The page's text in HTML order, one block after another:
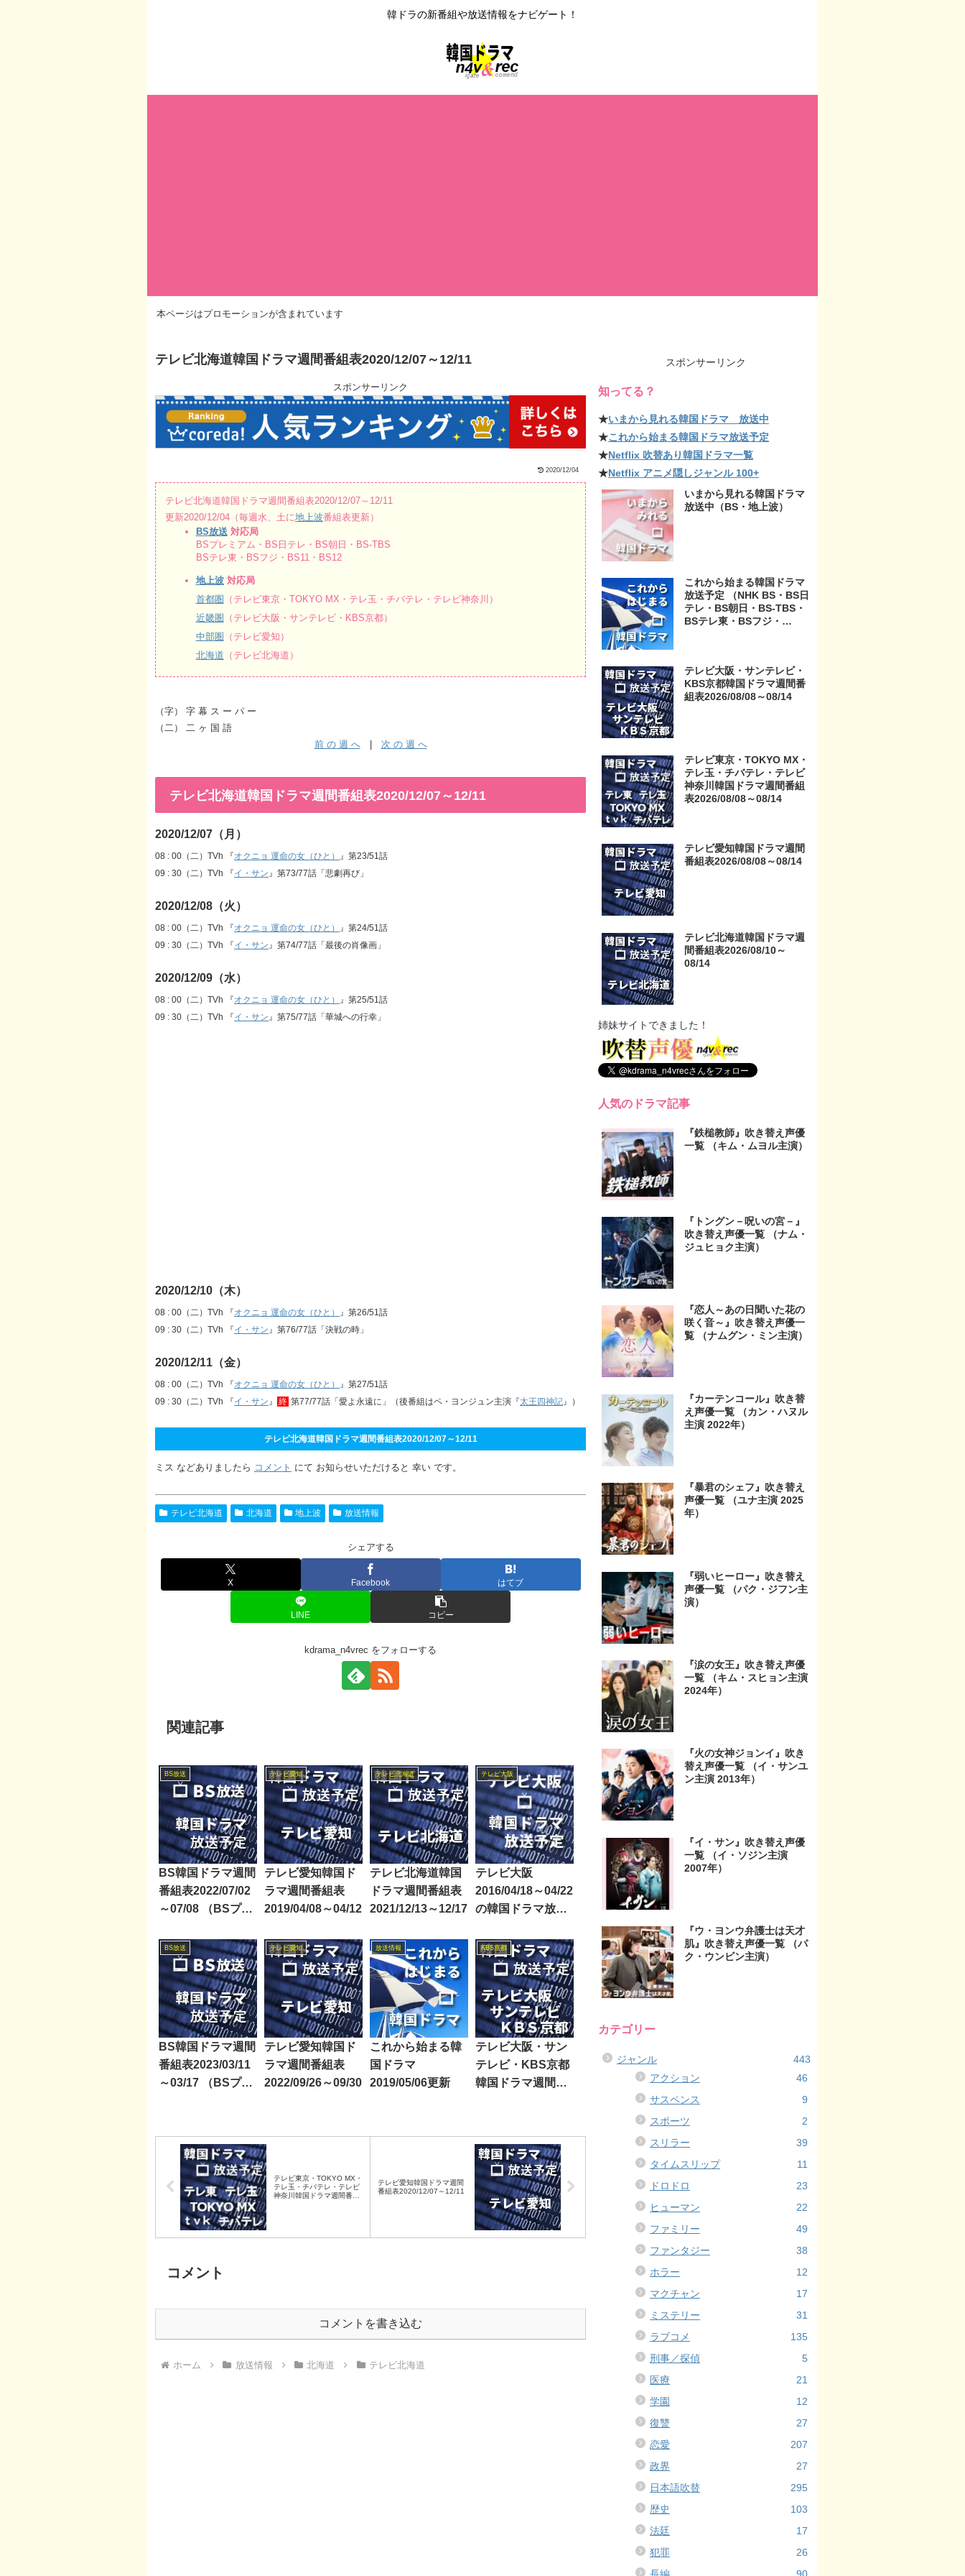
韓ドラの新番組や放送情報をナビゲート！
本ページはプロモーションが含まれています
テレビ北海道韓国ドラマ週間番組表2020/12/07～12/11
スポンサーリンク
2020/12/04
テレビ北海道韓国ドラマ週間番組表2020/12/07～12/11
更新2020/12/04（毎週水、土に地上波番組表更新）
BS放送対応局
BSプレミアム・BS日テレ・BS朝日・BS-TBS
BSテレ東・BSフジ・BS11・BS12
地上波対応局
首都圏
（テレビ東京・TOKYO MX・テレ玉・チバテレ・テレビ神奈川）
近畿圏
（テレビ大阪・サンテレビ・KBS京都）
中部圏
（テレビ愛知）
北海道 （テレビ北海道）
（字） 字 幕 ス ー パ ー
（二） 二 ヶ 国 語
前 の 週 へ| 次 の 週 へ
テレビ北海道韓国ドラマ週間番組表2020/12/07～12/11
2020/12/07（月）
08 : 00（二）TVh 『オクニョ 運命の女（ひと） 』第23/51話
09 : 30（二）TVh 『イ・サン』第73/77話「悲劇再び」
2020/12/08（火）
08 : 00（二）TVh 『オクニョ 運命の女（ひと） 』第24/51話
09 : 30（二）TVh 『イ・サン』第74/77話「最後の肖像画」
2020/12/09（水）
08 : 00（二）TVh 『オクニョ 運命の女（ひと） 』第25/51話
09 : 30（二）TVh 『イ・サン』第75/77話「華城への行幸」
2020/12/10（木）
08 : 00（二）TVh 『オクニョ 運命の女（ひと） 』第26/51話
09 : 30（二）TVh 『イ・サン』第76/77話「決戦の時」
2020/12/11（金）
08 : 00（二）TVh 『オクニョ 運命の女（ひと） 』第27/51話
09 : 30（二）TVh 『イ・サン』 終 第77/77話「愛よ永遠に」（後番組はペ・ヨンジュン主演『太王四神記』）
テレビ北海道韓国ドラマ週間番組表2020/12/07～12/11
ミス などありましたら コメント にて お知らせいただけると 幸い です。
テレビ北海道 北海道 地上波 放送情報
シェアする
X Facebook はてブ
LINE コピー
kdrama_n4vrec をフォローする
関連記事
BS放送
BS韓国ドラマ週間
番組表2022/07/02
～07/08 （BSプレ
レ・BS朝日・BS-
TBS・BSテレ東・
BSフジ）
テレビ愛知
テレビ愛知韓国ド
ラマ週間番組表
2019/04/08～04/12
テレビ北海道
テレビ北海道韓国
ドラマ週間番組表
2021/12/13～12/17
テレビ大阪
テレビ大阪
2016/04/18～04/22
の韓国ドラマ放送
BS放送
BS韓国ドラマ週間
番組表2023/03/11
～03/17 （BSプレ
TBS・BSテレ東・
BSフジ）
テレビ愛知
テレビ愛知韓国ド
ラマ週間番組表
2022/09/26～09/30
放送情報
これから始まる韓
国ドラマ
2019/05/06更新
KBS京都
テレビ大阪・サン
テレビ・KBS京都
韓国ドラマ週間番
テレビ東京・TOKYO MX・
テレ玉・チバテレ・テレビ
神奈川韓国ドラマ週間番組
テレビ愛知韓国ドラマ週間
番組表2020/12/07～12/11
コメント
コメントを書き込む
ホーム 放送情報 北海道 テレビ北海道
スポンサーリンク
知ってる？
★いまから見れる韓国ドラマ 放送中
★これから始まる韓国ドラマ放送予定
★Netflix 吹替あり韓国ドラマ一覧
★Netflix アニメ隠しジャンル 100+
いまから見れる韓国ドラマ
放送中（BS・地上波）
これから始まる韓国ドラマ
放送予定 （NHK BS・BS日
テレ・BS朝日・BS-TBS・
BSテレ東・BSフジ・
テレビ大阪・サンテレビ・
KBS京都・テレビ愛知・テ
レビ北海道）
テレビ大阪・サンテレビ・
KBS京都韓国ドラマ週間番
組表2026/08/08～08/14
テレビ東京・TOKYO MX・
テレ玉・チバテレ・テレビ
神奈川韓国ドラマ週間番組
表2026/08/08～08/14
テレビ愛知韓国ドラマ週間
番組表2026/08/08～08/14
テレビ北海道韓国ドラマ週
間番組表2026/08/10～
08/14
姉妹サイトできました！
人気のドラマ記事
『鉄槌教師』吹き替え声優
一覧 （キム・ムヨル主演）
『トングン－呪いの宮－』
吹き替え声優一覧 （ナム・
ジュヒョク主演）
『恋人～あの日聞いた花の
咲く音～』吹き替え声優一
覧 （ナムグン・ミン主演）
『カーテンコール』吹き替
え声優一覧 （カン・ハヌル
主演 2022年）
『暴君のシェフ』吹き替え
声優一覧 （ユナ主演 2025
年）
『弱いヒーロー』吹き替え
声優一覧 （パク・ジフン主
演）
『涙の女王』吹き替え声優
一覧 （キム・スヒョン主演
2024年）
『火の女神ジョンイ』吹き
替え声優一覧 （イ・サンユ
ン主演 2013年）
『イ・サン』吹き替え声優
一覧 （イ・ソジン主演
2007年）
『ウ・ヨンウ弁護士は天才
肌』吹き替え声優一覧 （パ
ク・ウンビン主演）
カテゴリー
ジャンル
443
アクション
46
サスペンス
9
スポーツ
2
スリラー
39
タイムスリップ
11
ドロドロ
23
ヒューマン
22
ファミリー
49
ファンタジー
38
ホラー
12
マクチャン
17
ミステリー
31
ラブコメ
135
刑事／探偵
5
医療
21
学園
12
復讐
27
恋愛
207
政界
27
日本語吹替
295
歴史
103
法廷
17
犯罪
26